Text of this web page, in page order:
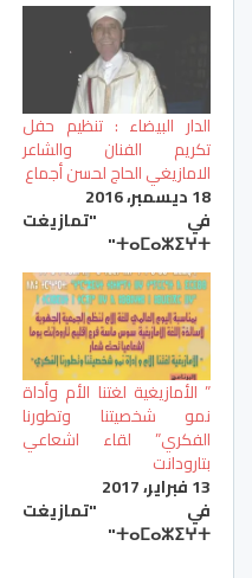
الدار البيضاء : تنظيم حفل
تكريم الفنان والشاعر
الامازيغي الحاج لحسن أجماع
18 ديسمبر، 2016
في "تمازيغت
ⵜⴰⵎⴰⵣⵉⵖⵜ"
” اﻷمازيغية لغتنا اﻷم وأداة
نمو شخصيتنا وتطورنا
الفكري” لقاء اشعاعي
بتارودانت
13 فبراير، 2017
في "تمازيغت
ⵜⴰⵎⴰⵣⵉⵖⵜ"